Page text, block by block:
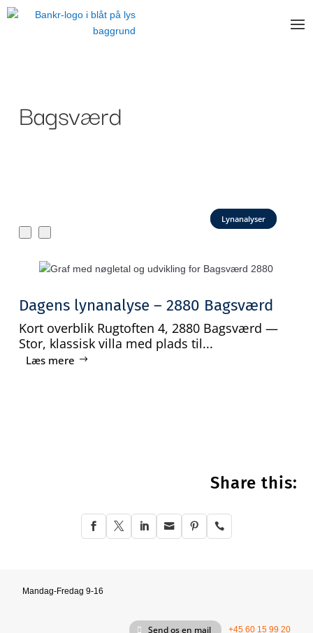
Bagsværd
Lynanalyser
Dagens lynanalyse – 2880 Bagsværd
Kort overblik Rugtoften 4, 2880 Bagsværd —
Stor, klassisk villa med plads til...
Læs mere
Share this:
     
Mandag-Fredag 9-16
Send os en mail +45 60 15 99 20